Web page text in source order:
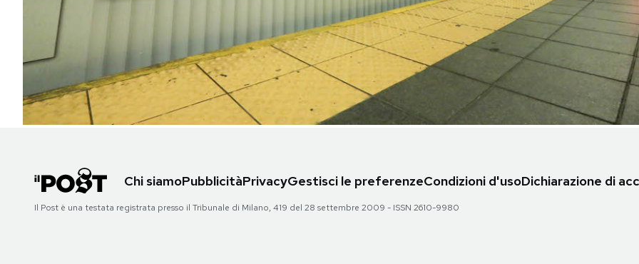
NEWSLETTER
I MIEI PREFERITI
SHOP
AREA PERSONALE
Chi siamoPubblicitàPrivacyGestisci le preferenzeCondizioni d'usoDichiarazione di
Il Post è una testata registrata presso il Tribunale di Milano, 419 del 28 settembre 2009 - ISSN 2610-9980